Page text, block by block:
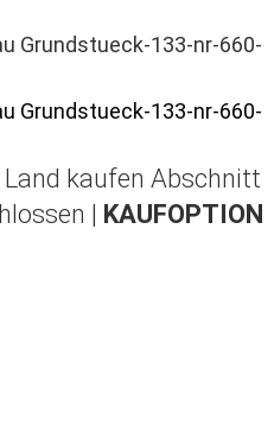
Land kaufen Abschnitt
| KAUFOPTION